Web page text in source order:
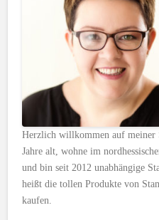
Herzlich willkommen auf meiner
Jahre alt, wohne im
und bin seit 2012 unabhängige
heißt die tollen Produkte von
kaufen.